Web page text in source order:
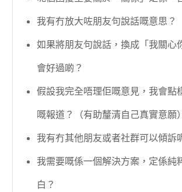
我有冇放大咗朋友句說話嘅意思？
如果將朋友句說話，換成「我關心
會好過啲？
假設我完全唔理佢嘅意見，我會點
嘅報道？（有助釐清自己真實意願）
我有冇其他朋友或者社群可以傾訴
我需要嘅係一個解決方案，定係純
白？